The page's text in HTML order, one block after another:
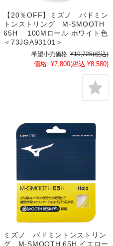
【20％OFF】ミズノ バドミン
トンストリング M-SMOOTH
65H 100Mロール ホワイト色
＜73JGA93101＞
希望小売価格: ¥10,725(税込)
価格: ¥7,800(税込 ¥8,580)
ミズノ バドミントンストリン
グ M-SMOOTH 65H イエロー